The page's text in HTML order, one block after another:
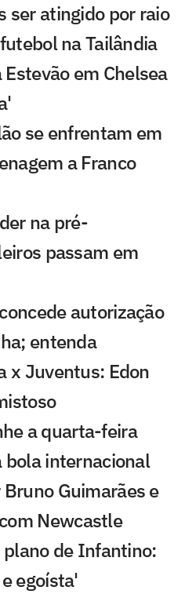
ser atingido por raio
na Tailândia
em Chelsea
se enfrentam em
a Franco
na pré-
passam em
autorização
entenda
x Juventus: Edon
a quarta-feira
bola internacional
Guimarães e
Newcastle
de Infantino:
egoísta'